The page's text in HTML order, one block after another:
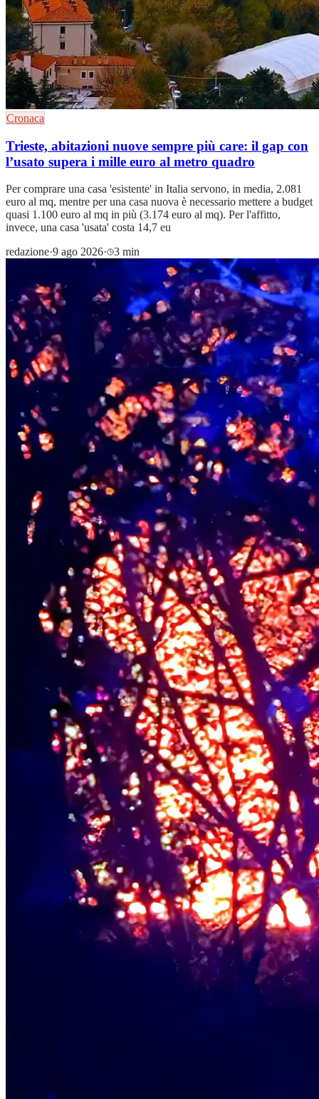
Cronaca
Trieste, abitazioni nuove sempre più care: il gap con
l’usato supera i mille euro al metro quadro
Per comprare una casa 'esistente' in Italia servono, in media, 2.081
euro al mq, mentre per una casa nuova è necessario mettere a budget
quasi 1.100 euro al mq in più (3.174 euro al mq). Per l'affitto,
invece, una casa 'usata' costa 14,7 eu
redazione·9 ago 2026· 3 min